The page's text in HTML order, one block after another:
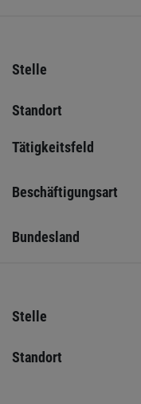
Stelle
Standort
Tätigkeitsfeld
Beschäftigungsart
Bundesland
Stelle
Standort